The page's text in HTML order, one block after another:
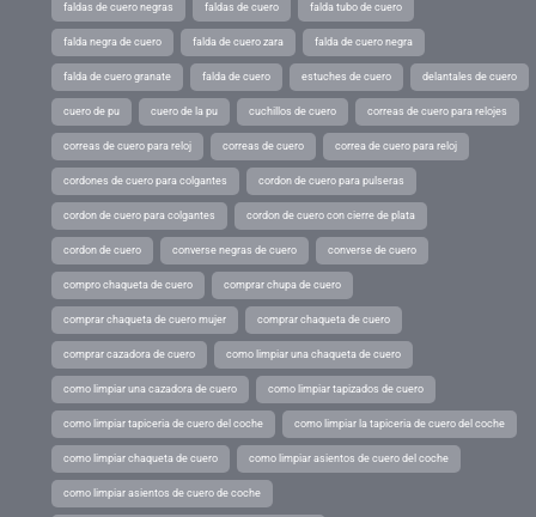
faldas de cuero negras faldas de cuero falda tubo de cuero
falda negra de cuero falda de cuero zara falda de cuero negra
falda de cuero granate falda de cuero estuches de cuero delantales de cuero
cuero de pu cuero de la pu cuchillos de cuero correas de cuero para relojes
correas de cuero para reloj correas de cuero correa de cuero para reloj
cordones de cuero para colgantes cordon de cuero para pulseras
cordon de cuero para colgantes cordon de cuero con cierre de plata
cordon de cuero converse negras de cuero converse de cuero
compro chaqueta de cuero comprar chupa de cuero
comprar chaqueta de cuero mujer comprar chaqueta de cuero
comprar cazadora de cuero como limpiar una chaqueta de cuero
como limpiar una cazadora de cuero como limpiar tapizados de cuero
como limpiar tapiceria de cuero del coche como limpiar la tapiceria de cuero del coche
como limpiar chaqueta de cuero como limpiar asientos de cuero del coche
como limpiar asientos de cuero de coche